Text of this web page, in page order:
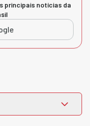
principais notícias da